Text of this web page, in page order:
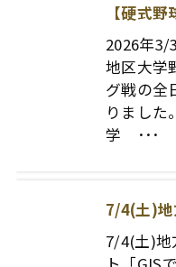
2026年3/
地区大学
グ戦の全
りまし
学 ･･･
7/4(土)地